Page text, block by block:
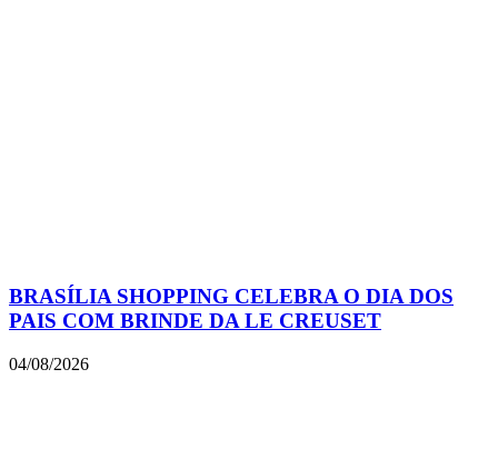
BRASÍLIA SHOPPING CELEBRA O DIA DOS
PAIS COM BRINDE DA LE CREUSET
04/08/2026